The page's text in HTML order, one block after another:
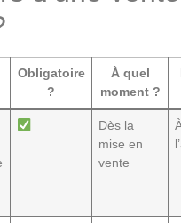
Obligatoire
?
À quel
moment ?
Dès la
mise en
vente